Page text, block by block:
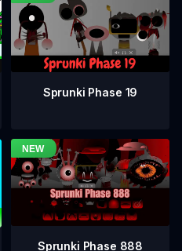
Sprunki Phase 19
Sprunki Phase 888